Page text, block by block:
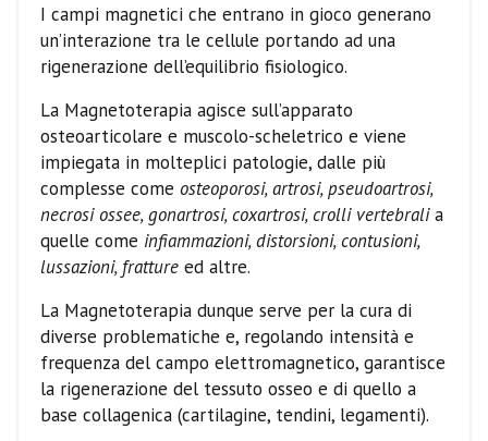
I campi magnetici che entrano in gioco generano
un’interazione tra le cellule portando ad una
rigenerazione dell’equilibrio fisiologico.
La Magnetoterapia agisce sull’apparato
osteoarticolare e muscolo-scheletrico e viene
impiegata in molteplici patologie, dalle più
complesse come osteoporosi, artrosi, pseudoartrosi,
necrosi ossee, gonartrosi, coxartrosi, crolli vertebralia
quelle come infiammazioni, distorsioni, contusioni,
lussazioni, fratture ed altre.
La Magnetoterapia dunque serve per la cura di
diverse problematiche e, regolando intensità e
frequenza del campo elettromagnetico, garantisce
la rigenerazione del tessuto osseo e di quello a
base collagenica (cartilagine, tendini, legamenti).